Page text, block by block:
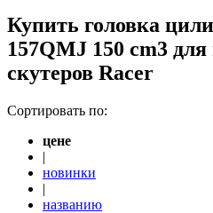
Купить головка
157QMJ 150 cm3
скутеров Racer
Сортировать по:
цене
|
новинки
|
названию